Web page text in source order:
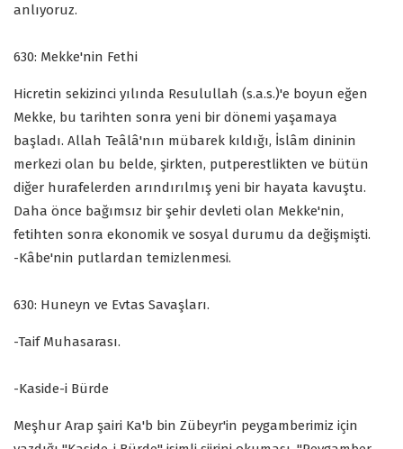
anlıyoruz.
630: Mekke'nin Fethi
Hicretin sekizinci yılında Resulullah (s.a.s.)'e boyun eğen
Mekke, bu tarihten sonra yeni bir dönemi yaşamaya
başladı. Allah Teâlâ'nın mübarek kıldığı, İslâm dininin
merkezi olan bu belde, şirkten, putperestlikten ve bütün
diğer hurafelerden arındırılmış yeni bir hayata kavuştu.
Daha önce bağımsız bir şehir devleti olan Mekke'nin,
fetihten sonra ekonomik ve sosyal durumu da değişmişti.
-Kâbe'nin putlardan temizlenmesi.
630: Huneyn ve Evtas Savaşları.
-Taif Muhasarası.
-Kaside-i Bürde
Meşhur Arap şairi Ka'b bin Zübeyr'in peygamberimiz için